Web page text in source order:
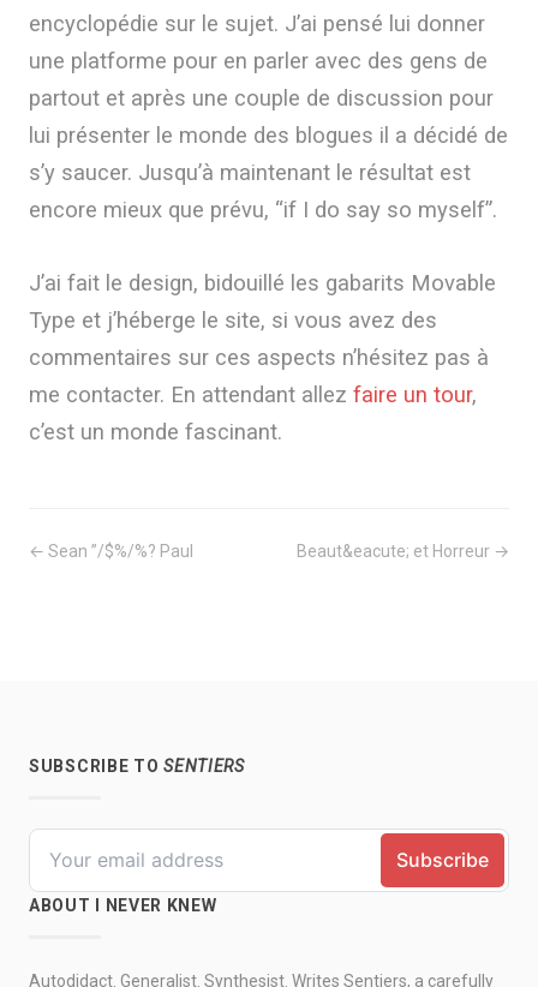
encyclopédie sur le sujet. J’ai pensé lui donner
une platforme pour en parler avec des gens de
partout et après une couple de discussion pour
lui présenter le monde des blogues il a décidé de
s’y saucer. Jusqu’à maintenant le résultat est
encore mieux que prévu, “if I do say so myself”.
J’ai fait le design, bidouillé les gabarits Movable
Type et j’héberge le site, si vous avez des
commentaires sur ces aspects n’hésitez pas à
me contacter. En attendant allez faire un tour,
c’est un monde fascinant.
← Sean ”/$%/%? Paul Beaut&eacute; et Horreur →
SUBSCRIBE TOSENTIERS
ABOUT I NEVER KNEW
Autodidact. Generalist. Synthesist. Writes Sentiers, a carefully